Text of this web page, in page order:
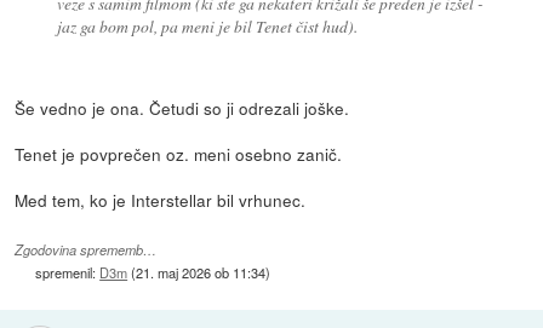
jaz ga bom pol, pa meni je bil Tenet čist hud).
Še vedno je ona. Četudi so ji odrezali joške.
Tenet je povprečen oz. meni osebno zanič.
Med tem, ko je Interstellar bil vrhunec.
Zgodovina sprememb…
spremenil: D3m(21. maj 2026 ob 11:34)